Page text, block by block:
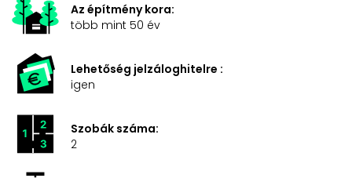
Az építmény kora:
több mint 50 év
Lehetőség jelzáloghitelre :
igen
Szobák száma:
2